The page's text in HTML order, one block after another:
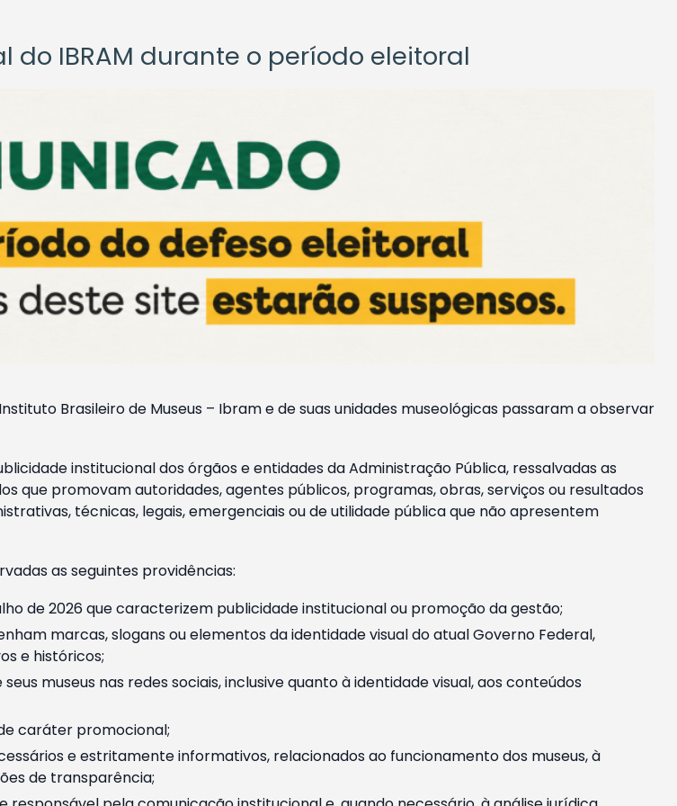
IBRAM durante o período eleitoral
Brasileiro de Museus – Ibram e de suas unidades museológicas passaram a observar
institucional dos órgãos e entidades da Administração Pública, ressalvadas as
que promovam autoridades, agentes públicos, programas, obras, serviços ou resultados
técnicas, legais, emergenciais ou de utilidade pública que não apresentem
as seguintes providências:
de 2026 que caracterizem publicidade institucional ou promoção da gestão;
marcas, slogans ou elementos da identidade visual do atual Governo Federal,
e históricos;
museus nas redes sociais, inclusive quanto à identidade visual, aos conteúdos
caráter promocional;
e estritamente informativos, relacionados ao funcionamento dos museus, à
de transparência;